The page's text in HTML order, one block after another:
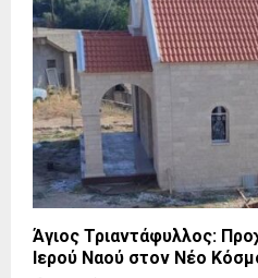
Άγιος Τριαντάφυλλος:
Ιερού Ναού στον Νέο